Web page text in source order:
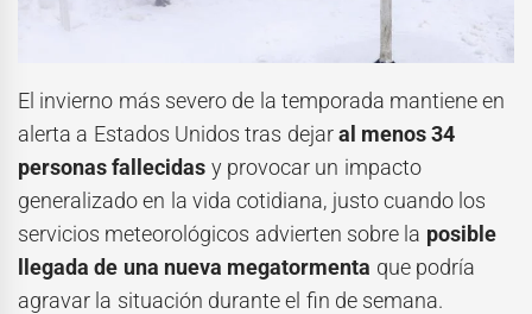
El invierno más severo de la temporada mantiene en
alerta a Estados Unidos tras dejaral menos 34
personas fallecidas y provocar un impacto
generalizado en la vida cotidiana, justo cuando los
servicios meteorológicos advierten sobre la posible
llegada de una nueva megatormenta que podría
agravar la situación durante el fin de semana.